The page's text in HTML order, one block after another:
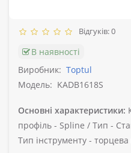
Відгуків: 0
В наявності
Виробник: Toptul
Модель: KADB1618S
Основні характеристики:
профіль - Spline / Тип -
Тип інструменту - торцева